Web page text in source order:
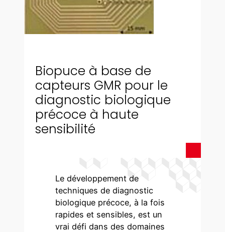
Biopuce à base de
capteurs GMR pour le
diagnostic biologique
précoce à haute
sensibilité
Le développement de
techniques de diagnostic
biologique précoce, à la fois
rapides et sensibles, est un
vrai défi dans des domaines